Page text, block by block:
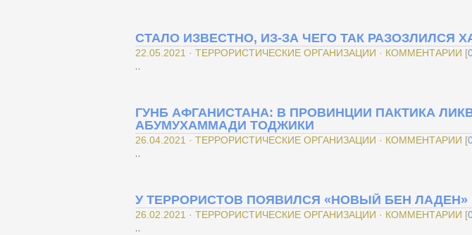
СТАЛО ИЗВЕСТНО, ИЗ-ЗА ЧЕГО ТАК РАЗОЗЛИЛСЯ
22.05.2021 · ТЕРРОРИСТИЧЕСКИЕ ОРГАНИЗАЦИИ · КОММЕНТАРИИ [
..
ГУНБ АФГАНИСТАНА: В ПРОВИНЦИИ ПАКТИКА
АБУМУХАММАДИ ТОДЖИКИ
26.04.2021 · ТЕРРОРИСТИЧЕСКИЕ ОРГАНИЗАЦИИ · КОММЕНТАРИИ [
..
У ТЕРРОРИСТОВ ПОЯВИЛСЯ «НОВЫЙ БЕН ЛАДЕН»
26.02.2021 · ТЕРРОРИСТИЧЕСКИЕ ОРГАНИЗАЦИИ · КОММЕНТАРИИ [
..